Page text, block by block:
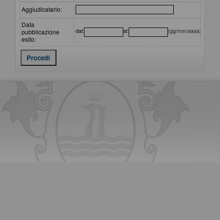
Aggiudicatario:
Data
pubblicazione
esito:
dal: al: (gg/mm/aaaa)